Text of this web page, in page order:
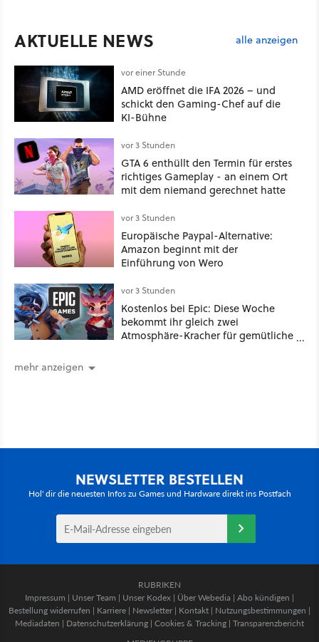
AKTUELLE NEWS alle anzeigen
vor einer Stunde
AMD eröffnet die IFA 2026 – und
schickt den Gaming-Chef auf die
KI-Bühne
vor 3 Stunden
GTA 6 enthüllt den Termin für erstes
richtiges Gameplay - an einem Ort
mit dem niemand gerechnet hatte
vor 3 Stunden
Europäische Paypal-Alternative:
Amazon beginnt mit der
Einführung von Wero
vor 3 Stunden
Kostenlos bei Epic: Diese Woche
bekommt ihr gleich zwei
Atmosphäre-Kracher für gemütliche
mehr anzeigen
NEWSLETTER BESTELLEN
Hol' dir die neuesten Infos zu Games und Hardware direkt ins Postfach
RUBRIKEN
Impressum | Unser Team | Unser Kodex | Über Webedia | Abo kündigen |
Bestellung widerrufen | Karriere | Newsletter | Kontakt | Nutzungsbestimmungen |
Mediadaten | Datenschutzerklärung | Cookies & Tracking | Transparenzbericht